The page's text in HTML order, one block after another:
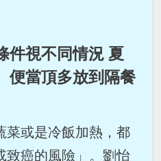
件視不同情況 夏
便當頂多放到隔餐
菜或是冷飯加熱，都
致癌的風險」。劉怡